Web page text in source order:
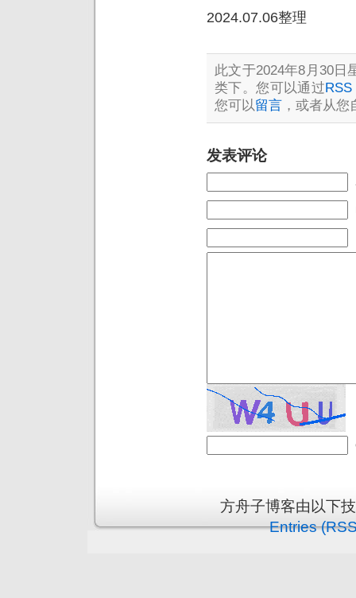
2024.07.06整理
此文于2024年8月30日
类下。您可以通过
您可以留言 ，或者从
发表评论
方舟子博客由以下
Entries